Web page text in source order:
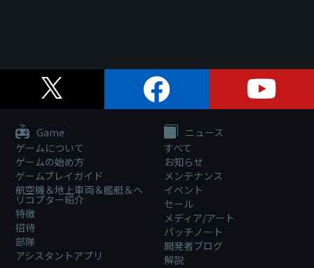
Game
ゲームについて
ゲームの始め方
ゲームプレイガイド
航空機＆地上車両＆艦艇＆ヘ
リコプター紹介
特徴
招待
部隊
アシスタントアプリ
ニュース
すべて
お知らせ
メンテナンス
イベント
セール
メディア/アート
パッチノート
開発者ブログ
解説